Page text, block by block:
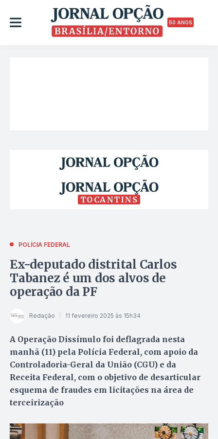
50 ANOS
TOCANTINS
POLÍCIA FEDERAL
Ex-deputado distrital Carlos
Tabanez é um dos alvos de
operação da PF
Redação 11 fevereiro 2025 às 15h34
A Operação Dissímulo foi deflagrada nesta
manhã (11) pela Polícia Federal, com apoio da
Controladoria-Geral da União (CGU) e da
Receita Federal, com o objetivo de desarticular
esquema de fraudes em licitações na área de
terceirização